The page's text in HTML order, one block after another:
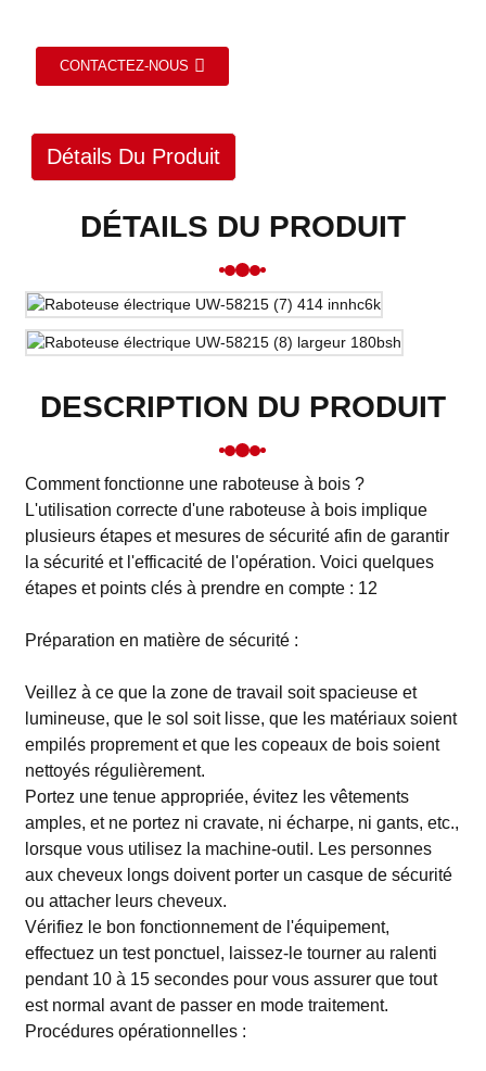
CONTACTEZ-NOUS
Détails Du Produit
DÉTAILS DU PRODUIT
DESCRIPTION DU PRODUIT
Comment fonctionne une raboteuse à bois ?
L'utilisation correcte d'une raboteuse à bois implique
plusieurs étapes et mesures de sécurité afin de garantir
la sécurité et l'efficacité de l'opération. Voici quelques
étapes et points clés à prendre en compte : 12
Préparation en matière de sécurité :
Veillez à ce que la zone de travail soit spacieuse et
lumineuse, que le sol soit lisse, que les matériaux soient
empilés proprement et que les copeaux de bois soient
nettoyés régulièrement.
Portez une tenue appropriée, évitez les vêtements
amples, et ne portez ni cravate, ni écharpe, ni gants, etc.,
lorsque vous utilisez la machine-outil. Les personnes
aux cheveux longs doivent porter un casque de sécurité
ou attacher leurs cheveux.
Vérifiez le bon fonctionnement de l'équipement,
effectuez un test ponctuel, laissez-le tourner au ralenti
pendant 10 à 15 secondes pour vous assurer que tout
est normal avant de passer en mode traitement.
Procédures opérationnelles :